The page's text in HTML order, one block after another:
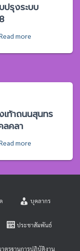
ปรุงระบบ
more
เท้าถนนสุนทร
ลคลา
more
บุคลากร
ประชาสัมพันธ์
ตรฐานการปฏิบัติงาน